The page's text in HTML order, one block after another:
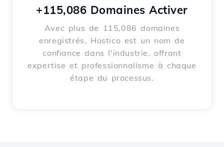
+115,086 Domaines Activer
Avec plus de 115,086 domaines
enregistrés, Hostico est un nom de
confiance dans l'industrie, offrant
expertise et professionnalisme à chaque
étape du processus.